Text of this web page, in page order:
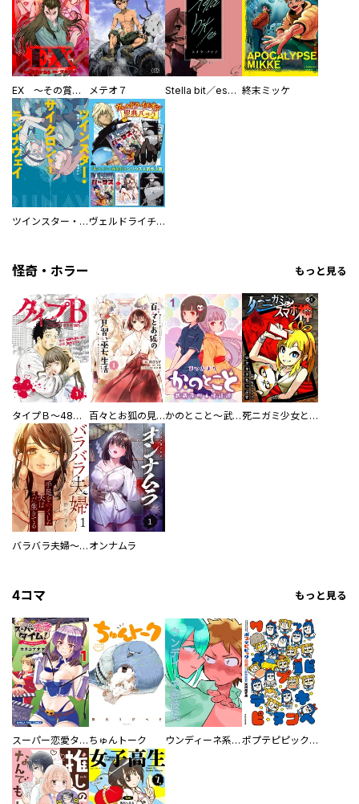
EX ～その賞金稼ぎは、世界の出口を探す～【単行本版】 メテオ７ Stella bit／es【単話版】 終末ミッケ
ツインスター・サイクロン・ランナウェイ ヴェルドライチオシ聖典パック 『転スラ』ミニ画集付き シリウス人気作３選
怪奇・ホラー もっと見る
タイプＢ～48時間後、致死率100％～【単話】 百々とお狐の見習い巫女生活【単行本版】 かのとこと～武蔵花町怪話譚～ 【連載版】 死ニガミ少女とスマホ神
バラバラ夫婦～手足をなくした夫はまだ生きてる オンナムラ
4コマ もっと見る
スーパー恋愛タイム！～現場でドＳな彼女は自宅でデレる～ ちゅんトーク ウンディーネ系彼氏 ポプテピピック SEASON EIGHT